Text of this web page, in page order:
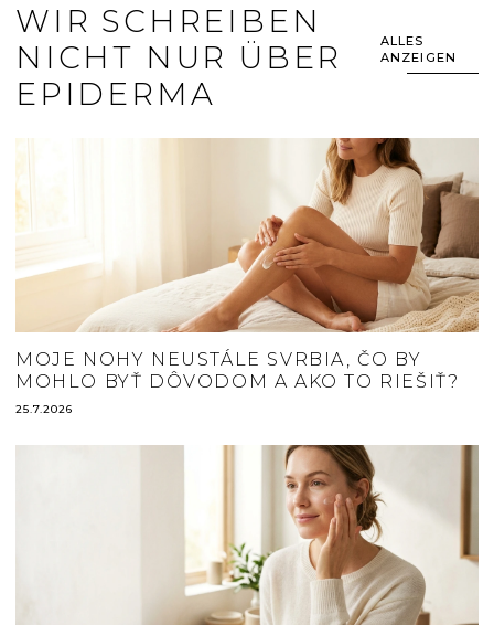
WIR SCHREIBEN
NICHT NUR ÜBER
EPIDERMA
ALLES
ANZEIGEN
MOJE NOHY NEUSTÁLE SVRBIA, ČO BY
MOHLO BYŤ DÔVODOM A AKO TO RIEŠIŤ?
25.7.2026